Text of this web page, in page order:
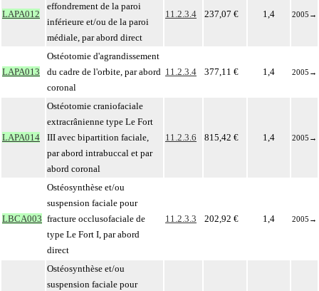
LAPA012
effondrement de la paroi
inférieure et/ou de la paroi
médiale, par abord direct
11.2.3.4 237,07 € 1,4 2005 →
LAPA013
Ostéotomie d'agrandissement
du cadre de l'orbite, par abord
coronal
11.2.3.4 377,11 € 1,4 2005 →
LAPA014
Ostéotomie craniofaciale
extracrânienne type Le Fort
III avec bipartition faciale,
par abord intrabuccal et par
abord coronal
11.2.3.6 815,42 € 1,4 2005 →
LBCA003
Ostéosynthèse et/ou
suspension faciale pour
fracture occlusofaciale de
type Le Fort I, par abord
direct
11.2.3.3 202,92 € 1,4 2005 →
Ostéosynthèse et/ou
suspension faciale pour